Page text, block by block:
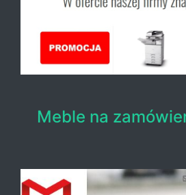
Meble na